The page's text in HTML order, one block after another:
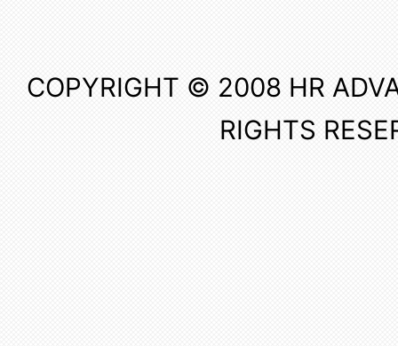
COPYRIGHT © 2008 HR
RIGHTS